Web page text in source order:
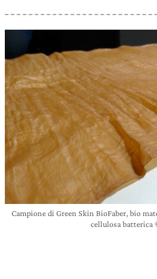
Campione di Green Skin BioFaber, bio
cellulosa batterica